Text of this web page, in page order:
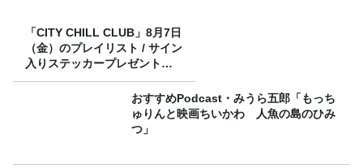
「CITY CHILL CLUB」8月7日
（金）のプレイリスト / サイン
入りステッカープレゼント有
り
おすすめPodcast・みうら五郎「もっち
ゅりんと映画ちいかわ 人魚の島のひみ
つ」